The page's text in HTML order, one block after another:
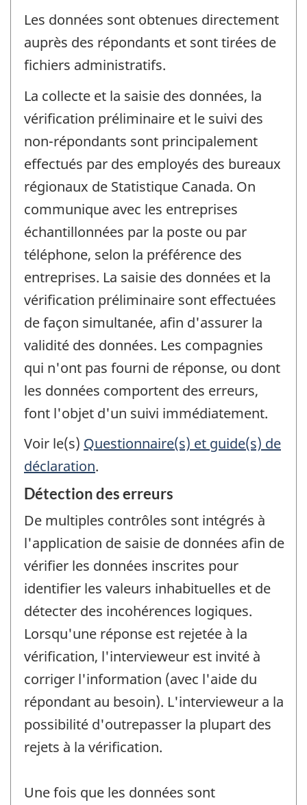
Les données sont obtenues directement
auprès des répondants et sont tirées de
fichiers administratifs.
La collecte et la saisie des données, la
vérification préliminaire et le suivi des
non-répondants sont principalement
effectués par des employés des bureaux
régionaux de Statistique Canada. On
communique avec les entreprises
échantillonnées par la poste ou par
téléphone, selon la préférence des
entreprises. La saisie des données et la
vérification préliminaire sont effectuées
de façon simultanée, afin d'assurer la
validité des données. Les compagnies
qui n'ont pas fourni de réponse, ou dont
les données comportent des erreurs,
font l'objet d'un suivi immédiatement.
Voir le(s) Questionnaire(s) et guide(s) de
déclaration.
Détection des erreurs
De multiples contrôles sont intégrés à
l'application de saisie de données afin de
vérifier les données inscrites pour
identifier les valeurs inhabituelles et de
détecter des incohérences logiques.
Lorsqu'une réponse est rejetée à la
vérification, l'intervieweur est invité à
corriger l'information (avec l'aide du
répondant au besoin). L'intervieweur a la
possibilité d'outrepasser la plupart des
rejets à la vérification.
Une fois que les données sont